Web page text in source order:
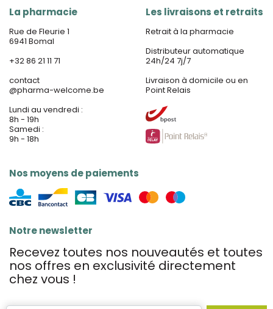
La pharmacie
Rue de Fleurie 1
6941 Bomal
+32 86 21 11 71
contact
@pharma-welcome.be
Lundi au vendredi :
8h - 19h
Samedi :
9h - 18h
Nos moyens de paiements
Les livraisons et retraits
Retrait à la pharmacie
Distributeur automatique
24h/24 7j/7
Livraison à domicile ou en
Point Relais
Notre newsletter
Recevez toutes nos nouveautés et toutes
nos offres en exclusivité directement
chez vous !